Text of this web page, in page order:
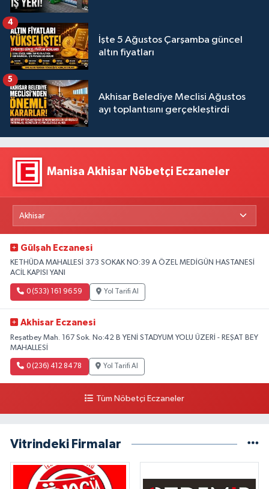
İşte 5 Ağustos Çarşamba güncel
altın fiyatları
4
Akhisar Belediye Meclisi Ağustos
ayı toplantısını gerçekleştirdi
5
Manisa Akhisar Nöbetçi Eczaneler
Gülşah Eczanesi
KETHÜDA MAHALLESİ 373 SOKAK NO:39 A ÖZEL MEDİGÜN HASTANESİ
ACİL KAPISI YANI
0 (533) 161 96 59 Yol Tarifi Al
Akhisar Eczanesi
Reşatbey Mah. 167 Sok. No:42 B YENİ STADYUM YOLU ÜZERİ - REŞAT BEY
MAHALLESİ
0 (236) 412 84 78 Yol Tarifi Al
Tüm Nöbetçi Eczaneler
Vitrindeki Firmalar